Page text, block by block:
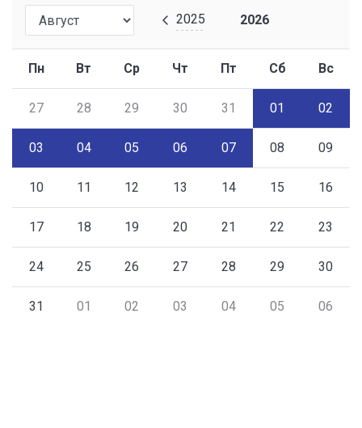
2025 2026
Пн Вт Ср Чт Пт Сб Вс
27 28 29 30 31 01 02
03 04 05 06 07 08 09
10 11 12 13 14 15 16
17 18 19 20 21 22 23
24 25 26 27 28 29 30
31 01 02 03 04 05 06